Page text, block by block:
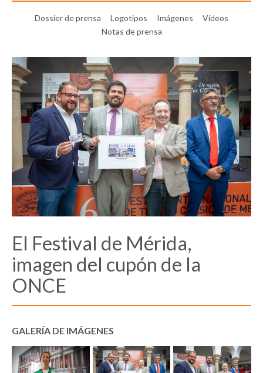
Dossier de prensa Logotipos Imágenes
Vídeos
Notas de prensa
El Festival de Mérida,
imagen del cupón de la
ONCE
GALERÍA DE IMÁGENES